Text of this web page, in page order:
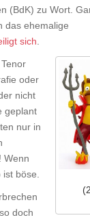
(BdK) zu Wort.
das ehemalige
sich
oder
nicht
geplant
nur in
Wenn
böse.
doch